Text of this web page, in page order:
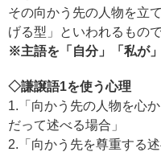
その向かう先の人物を立
げる型」といわれるもので
※主語を「自分」「私が
◇謙譲語1を使う心理
1.「向かう先の人物を心
だって述べる場合」
2.「向かう先を尊重する述